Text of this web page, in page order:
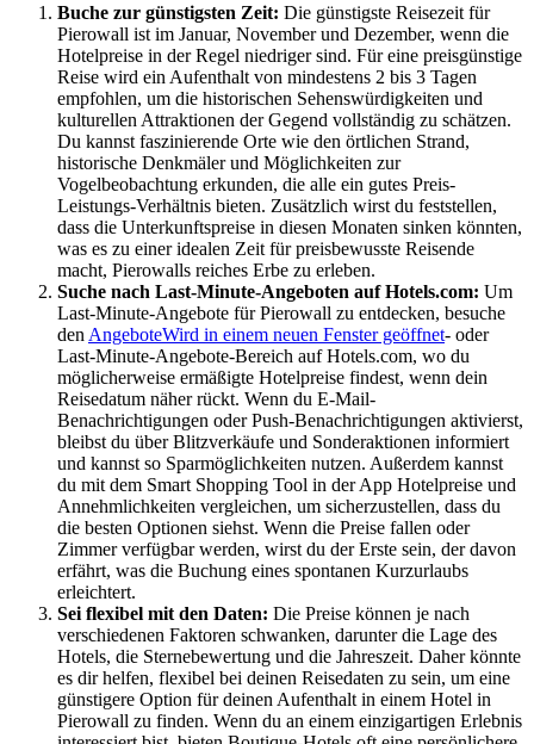
Buche zur günstigsten Zeit: Die günstigste Reisezeit für
Pierowall ist im Januar, November und Dezember, wenn die
Hotelpreise in der Regel niedriger sind. Für eine preisgünstige
Reise wird ein Aufenthalt von mindestens 2 bis 3 Tagen
empfohlen, um die historischen Sehenswürdigkeiten und
kulturellen Attraktionen der Gegend vollständig zu schätzen.
Du kannst faszinierende Orte wie den örtlichen Strand,
historische Denkmäler und Möglichkeiten zur
Vogelbeobachtung erkunden, die alle ein gutes Preis-
Leistungs-Verhältnis bieten. Zusätzlich wirst du feststellen,
dass die Unterkunftspreise in diesen Monaten sinken könnten,
was es zu einer idealen Zeit für preisbewusste Reisende
macht, Pierowalls reiches Erbe zu erleben.
Suche nach Last-Minute-Angeboten auf Hotels.com: Um
Last-Minute-Angebote für Pierowall zu entdecken, besuche
den AngeboteWird in einem neuen Fenster geöffnet- oder
Last-Minute-Angebote-Bereich auf Hotels.com, wo du
möglicherweise ermäßigte Hotelpreise findest, wenn dein
Reisedatum näher rückt. Wenn du E-Mail-
Benachrichtigungen oder Push-Benachrichtigungen aktivierst,
bleibst du über Blitzverkäufe und Sonderaktionen informiert
und kannst so Sparmöglichkeiten nutzen. Außerdem kannst
du mit dem Smart Shopping Tool in der App Hotelpreise und
Annehmlichkeiten vergleichen, um sicherzustellen, dass du
die besten Optionen siehst. Wenn die Preise fallen oder
Zimmer verfügbar werden, wirst du der Erste sein, der davon
erfährt, was die Buchung eines spontanen Kurzurlaubs
erleichtert.
Sei flexibel mit den Daten: Die Preise können je nach
verschiedenen Faktoren schwanken, darunter die Lage des
Hotels, die Sternebewertung und die Jahreszeit. Daher könnte
es dir helfen, flexibel bei deinen Reisedaten zu sein, um eine
günstigere Option für deinen Aufenthalt in einem Hotel in
Pierowall zu finden. Wenn du an einem einzigartigen Erlebnis